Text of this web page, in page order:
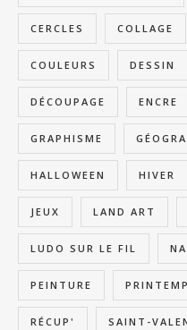
CERCLES COLLAGE
COULEURS DESSIN
DÉCOUPAGE ENCRE
GRAPHISME
HALLOWEEN HIVER
JEUX LAND ART
LUDO SUR LE FIL
PEINTURE
RÉCUP' SAINT-